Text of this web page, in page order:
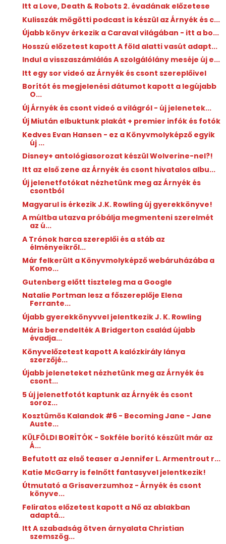
Itt a Love, Death & Robots 2. évadának előzetese
Kulisszák mögötti podcast is készül az Árnyék és c...
Újabb könyv érkezik a Caraval világában - itt a bo...
Hosszú előzetest kapott A ​föld alatti vasút adapt...
Indul a visszaszámlálás A szolgálólány meséje új e...
Itt egy sor videó az Árnyék és csont szereplőivel
Borítót és megjelenési dátumot kapott a legújabb
O...
Új Árnyék és csont videó a világról - új jelenetek...
Új Miután elbuktunk plakát + premier infók és fotók
Kedves Evan Hansen - ez a Könyvmolyképző egyik
új ...
Disney+ antológiasorozat készül Wolverine-nel?!
Itt az első zene az Árnyék és csont hivatalos albu...
Új jelenetfotókat nézhetünk meg az Árnyék és
csontból
Magyarul is érkezik J.K. Rowling új gyerekkönyve!
A múltba utazva próbálja megmenteni szerelmét
az ú...
A Trónok harca szereplői és a stáb az
élményeikről...
Már felkerült a Könyvmolyképző webáruházába a
Komo...
Gutenberg előtt tiszteleg ma a Google
Natalie Portman lesz a főszereplője Elena
Ferrante...
Újabb gyerekkönyvvel jelentkezik J. K. Rowling
Máris berendelték A Bridgerton család újabb
évadja...
Könyvelőzetest kapott A kalózkirály lánya
szerzőjé...
Újabb jeleneteket nézhetünk meg az Árnyék és
csont...
5 új jelenetfotót kaptunk az Árnyék és csont
soroz...
Kosztümös Kalandok #6 - Becoming Jane - Jane
Auste...
KÜLFÖLDI BORÍTÓK - Sokféle borító készült már az
Á...
Befutott az első teaser a Jennifer L. Armentrout r...
Katie McGarry is felnőtt fantasyvel jelentkezik!
Útmutató a Grisaverzumhoz - Árnyék és csont
könyve...
Feliratos előzetest kapott a Nő az ablakban
adaptá...
Itt A szabadság ötven árnyalata Christian
szemszög...